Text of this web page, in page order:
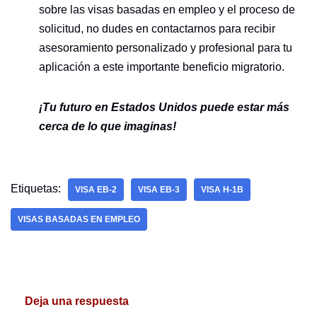
sobre las visas basadas en empleo y el proceso de
solicitud, no dudes en contactarnos para recibir
asesoramiento personalizado y profesional para tu
aplicación a este importante beneficio migratorio.
¡Tu futuro en Estados Unidos puede estar más
cerca de lo que imaginas!
Etiquetas: VISA EB-2 VISA EB-3 VISA H-1B
VISAS BASADAS EN EMPLEO
Deja una respuesta